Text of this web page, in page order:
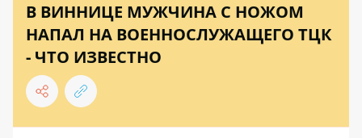
В ВИННИЦЕ МУЖЧИНА С НОЖОМ
НАПАЛ НА ВОЕННОСЛУЖАЩЕГО ТЦК
- ЧТО ИЗВЕСТНО